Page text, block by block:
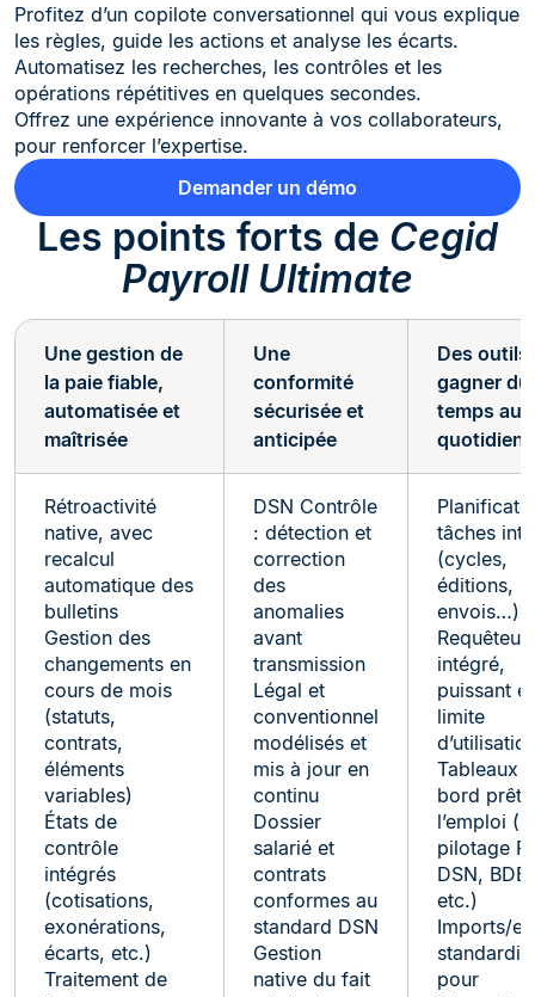
Profitez d’un copilote conversationnel qui vous explique
les règles, guide les actions et analyse les écarts.
Automatisez les recherches, les contrôles et les
opérations répétitives en quelques secondes.
Offrez une expérience innovante à vos collaborateurs,
pour renforcer l’expertise.
Demander un démo
Les points forts de Cegid
Payroll Ultimate
Une gestion de
la paie fiable,
automatisée et
maîtrisée
Une
conformité
sécurisée et
anticipée
Des outils
gagner du
temps au
quotidien
Rétroactivité
native, avec
recalcul
automatique des
bulletins
Gestion des
changements en
cours de mois
(statuts,
contrats,
éléments
variables)
États de
contrôle
intégrés
(cotisations,
exonérations,
écarts, etc.)
Traitement de
DSN Contrôle
: détection et
correction
des
anomalies
avant
transmission
Légal et
conventionnel
modélisés et
mis à jour en
continu
Dossier
salarié et
contrats
conformes au
standard DSN
Gestion
native du fait
tâches
(cycles,
éditions,
envois…)
Requêteur
intégré,
puissant
limite
Tableaux
bord prêts
l’emploi
pilotage
DSN,
etc.)
Imports/
pour